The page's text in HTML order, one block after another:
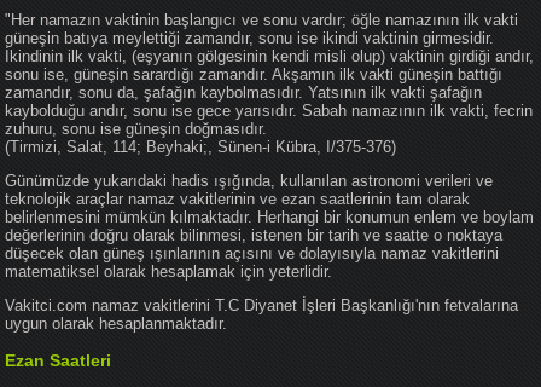
"Her namazın vaktinin başlangıcı ve sonu vardır; öğle namazının ilk vakti
güneşin batıya meylettiği zamandır, sonu ise ikindi vaktinin girmesidir.
İkindinin ilk vakti, (eşyanın gölgesinin kendi misli olup) vaktinin girdiği andır,
sonu ise, güneşin sarardığı zamandır. Akşamın ilk vakti güneşin battığı
zamandır, sonu da, şafağın kaybolmasıdır. Yatsının ilk vakti şafağın
kaybolduğu andır, sonu ise gece yarısıdır. Sabah namazının ilk vakti, fecrin
zuhuru, sonu ise güneşin doğmasıdır.
(Tirmizi, Salat, 114; Beyhaki;, Sünen-i Kübra, I/375-376)
Günümüzde yukarıdaki hadis ışığında, kullanılan astronomi verileri ve
teknolojik araçlar namaz vakitlerinin ve ezan saatlerinin tam olarak
belirlenmesini mümkün kılmaktadır. Herhangi bir konumun enlem ve boylam
değerlerinin doğru olarak bilinmesi, istenen bir tarih ve saatte o noktaya
düşecek olan güneş ışınlarının açısını ve dolayısıyla namaz vakitlerini
matematiksel olarak hesaplamak için yeterlidir.
Vakitci.com namaz vakitlerini T.C Diyanet İşleri Başkanlığı'nın fetvalarına
uygun olarak hesaplanmaktadır.
Ezan Saatleri